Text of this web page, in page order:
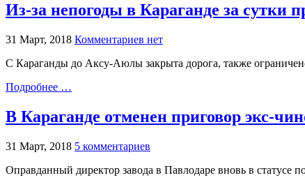
Из-за непогоды в Караганде за сутки
31 Март, 2018 Комментариев нет
C Караганды до Аксу-Аюлы закрыта дорога, также
Подробнее …
В Караганде отменен приговор экс-
31 Март, 2018 5 комментариев
Оправданный директор завода в Павлодаре вновь в статусе